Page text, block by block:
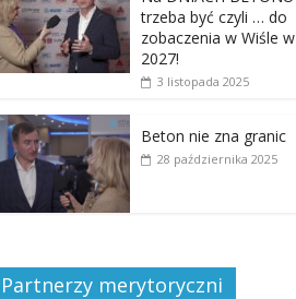
trzeba być czyli … do
zobaczenia w Wiśle w
2027!
3 listopada 2025
Beton nie zna granic
28 października 2025
Partnerzy merytoryczni